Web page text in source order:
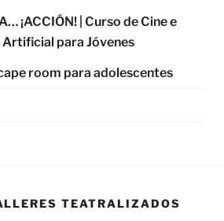
¡ACCIÓN! | Curso de Cine e
para Jóvenes
room para adolescentes
TEATRALIZADOS